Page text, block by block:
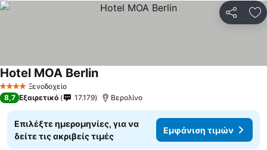
4 ΑστέριαΞενοδοχείο
Hotel MOA BerlinΕμφάνιση τιμών
8,7 Εξαιρετικό 17.179 Βερολίνο
Επιλέξτε ημερομηνίες, για να
δείτε τις ακριβείς τιμές
Εμφάνιση τιμών